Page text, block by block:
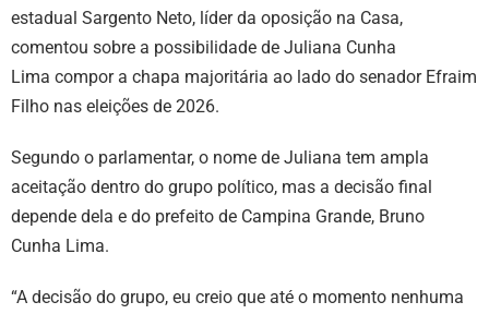
estadual Sargento Neto, líder da oposição na Casa,
comentou sobre a possibilidade de Juliana Cunha
Lima compor a chapa majoritária ao lado do senador Efraim
Filho nas eleições de 2026.
Segundo o parlamentar, o nome de Juliana tem ampla
aceitação dentro do grupo político, mas a decisão final
depende dela e do prefeito de Campina Grande, Bruno
Cunha Lima.
“A decisão do grupo, eu creio que até o momento nenhuma